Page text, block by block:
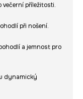
příležitosti.
při nošení.
a jemnost pro
dynamický